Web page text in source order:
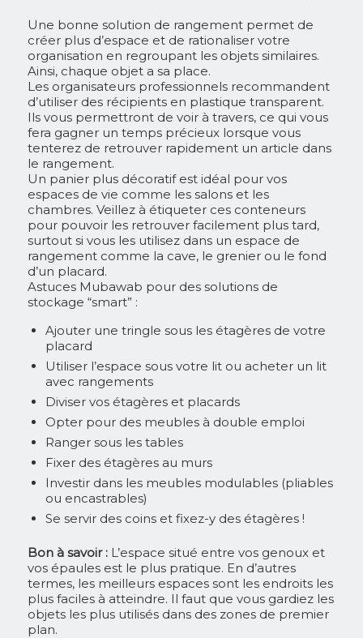
Une bonne solution de rangement permet de
créer plus d’espace et de rationaliser votre
organisation en regroupant les objets similaires.
Ainsi, chaque objet a sa place.
Les organisateurs professionnels recommandent
d’utiliser des récipients en plastique transparent.
Ils vous permettront de voir à travers, ce qui vous
fera gagner un temps précieux lorsque vous
tenterez de retrouver rapidement un article dans
le rangement.
Un panier plus décoratif est idéal pour vos
espaces de vie comme les salons et les
chambres. Veillez à étiqueter ces conteneurs
pour pouvoir les retrouver facilement plus tard,
surtout si vous les utilisez dans un espace de
rangement comme la cave, le grenier ou le fond
d’un placard.
Astuces Mubawab pour des solutions de
stockage “smart” :
Ajouter une tringle sous les étagères de votre
placard
Utiliser l’espace sous votre lit ou acheter un lit
avec rangements
Diviser vos étagères et placards
Opter pour des meubles à double emploi
Ranger sous les tables
Fixer des étagères au murs
Investir dans les meubles modulables (pliables
ou encastrables)
Se servir des coins et fixez-y des étagères !
Bon à savoir : L’espace situé entre vos genoux et
vos épaules est le plus pratique. En d’autres
termes, les meilleurs espaces sont les endroits les
plus faciles à atteindre. Il faut que vous gardiez les
objets les plus utilisés dans des zones de premier
plan.